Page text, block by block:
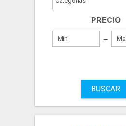
Publica Tu Empresa
PRECIO
BUSCAR